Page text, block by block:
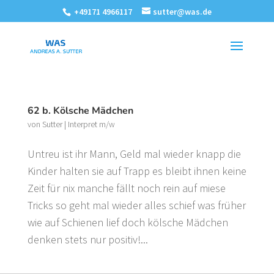
+49171 4966117 sutter@was.de
62 b. Kölsche Mädchen
von Sutter| Interpret m/w
Untreu ist ihr Mann, Geld mal wieder knapp die
Kinder halten sie auf Trapp es bleibt ihnen keine
Zeit für nix manche fällt noch rein auf miese
Tricks so geht mal wieder alles schief was früher
wie auf Schienen lief doch kölsche Mädchen
denken stets nur positiv!...